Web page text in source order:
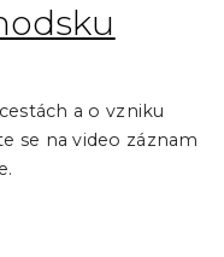
a o vzniku
se na video záznam